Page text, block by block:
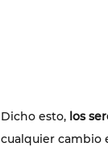
Dicho esto, los
cualquier cambio